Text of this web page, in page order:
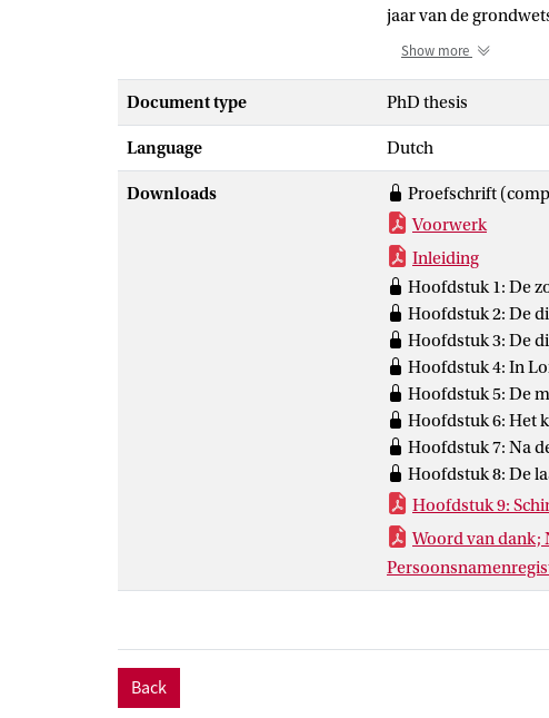
jaar van de
minister-president.
zelfbenoemde
graaf was, die niets
Hij zag het 'Britse
nieuwe grondwet in
Aan de hand van
in 1848 beschrijft dit
ook directeur was
Sint-Petersburg.
In Londen
langslepende
van slaafgemaakten
Gerrit
vijftien jaar nadat hij
verguisd door zijn
Veel van zijn op de
omgezet. Deze
president van
Show more
Document type PhD thesis
Language Dutch
Downloads
Proefschrift
Voorwerk
Inleiding
Hoofdstuk 1: De
Hoofdstuk 2: De
Hoofdstuk 3: De
Hoofdstuk 4: In
Hoofdstuk 5: De
Hoofdstuk 6: Het
Hoofdstuk 7: Na
Hoofdstuk 8: De
Hoofdstuk 9:
Woord van dank;
Back